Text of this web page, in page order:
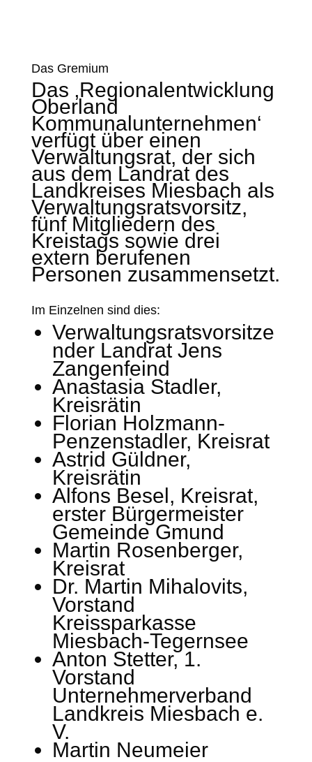
Das Gremium
Das ‚Regionalentwicklung
Oberland
Kommunalunternehmen‘
verfügt über einen
Verwaltungsrat, der sich
aus dem Landrat des
Landkreises Miesbach als
Verwaltungsratsvorsitz,
fünf Mitgliedern des
Kreistags sowie drei
extern berufenen
Personen zusammensetzt.
Im Einzelnen sind dies:
Verwaltungsratsvorsitze
nder Landrat Jens
Zangenfeind
Anastasia Stadler,
Kreisrätin
Florian Holzmann-
Penzenstadler, Kreisrat
Astrid Güldner,
Kreisrätin
Alfons Besel, Kreisrat,
erster Bürgermeister
Gemeinde Gmund
Martin Rosenberger,
Kreisrat
Dr. Martin Mihalovits,
Vorstand
Kreissparkasse
Miesbach-Tegernsee
Anton Stetter, 1.
Vorstand
Unternehmerverband
Landkreis Miesbach e.
V.
Martin Neumeier